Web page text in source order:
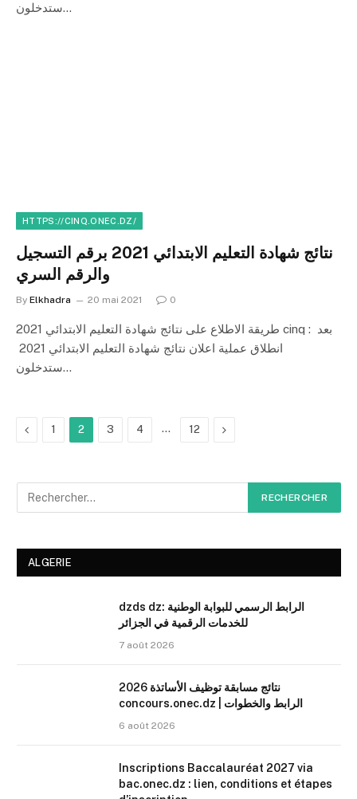
ستدخلون…
HTTPS://CINQ.ONEC.DZ/
نتائج شهادة التعليم الابتدائي 2021 برقم التسجيل
والرقم السري
By Elkhadra 20 mai 2021 0
طريقة الاطلاع على نتائج شهادة التعليم الابتدائي 2021 cinq : بعد
ستدخلون…
Previous
1 2 3 4 … 12 Next
ALGERIE
dzds dz: الرابط الرسمي للبوابة الوطنية
للخدمات الرقمية في الجزائر
7 août 2026
نتائج مسابقة توظيف الأساتذة 2026
concours.onec.dz | الرابط والخطوات
6 août 2026
Inscriptions Baccalauréat 2027 via
bac.onec.dz : lien, conditions et étapes